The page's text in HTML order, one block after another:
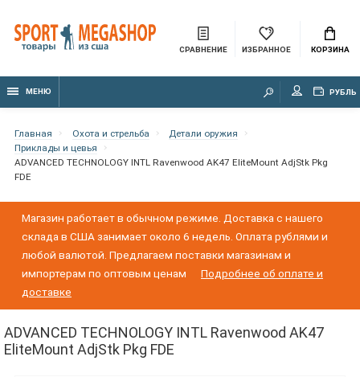
СРАВНЕНИЕ ИЗБРАННОЕ КОРЗИНА
МЕНЮ РУБЛЬ
Главная Охота и стрельба
Детали оружия
Приклады и цевья
ADVANCED TECHNOLOGY INTL Ravenwood AK47 EliteMount AdjStk Pkg
FDE
Магазин работает в обычном режиме. Доставка с нашего
склада в США занимает около 6 недель. Оплата рублями и
любой валютой. Предлагаем поставки магазинам и
импортерам по оптовым ценам
Подробнее об оплате и
доставке
ADVANCED TECHNOLOGY INTL Ravenwood AK47
EliteMount AdjStk Pkg FDE